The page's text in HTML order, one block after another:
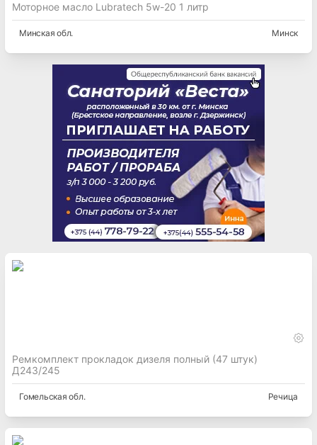
Моторное масло Lubratech 5w-20 1 литр
Минская обл. Минск
Ремкомплект прокладок дизеля полный (47 штук)
Д243/245
Гомельская обл. Речица